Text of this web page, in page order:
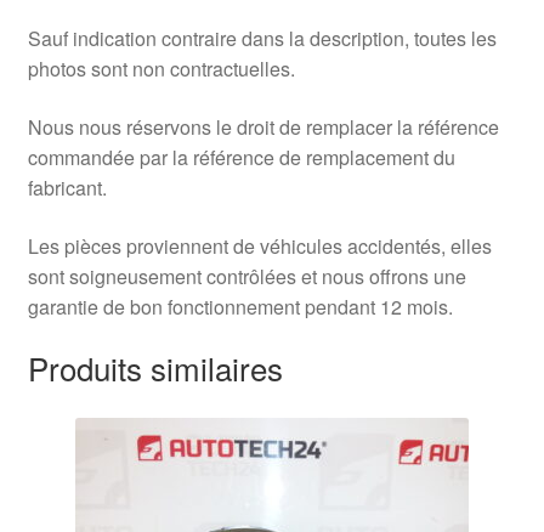
Sauf indication contraire dans la description, toutes les
photos sont non contractuelles.
Nous nous réservons le droit de remplacer la référence
commandée par la référence de remplacement du
fabricant.
Les pièces proviennent de véhicules accidentés, elles
sont soigneusement contrôlées et nous offrons une
garantie de bon fonctionnement pendant 12 mois.
Produits similaires